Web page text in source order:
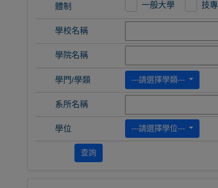
體制 一般大學 技
學校名稱
學院名稱
學門/學類 ---請選擇學類---
系所名稱
學位 ---請選擇學位---
查詢